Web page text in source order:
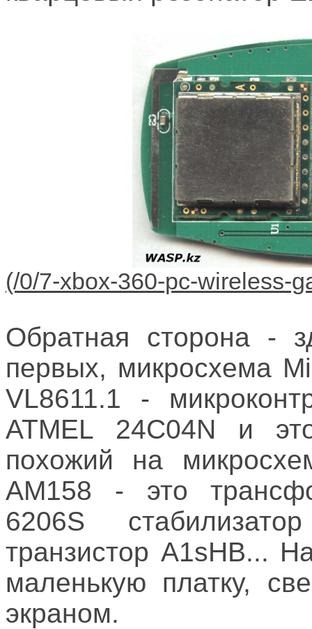
Обратная сторона -
первых, микросхема
VL8611.1 -
ATMEL 24C04N и
похожий на
AM158 - это
6206S
транзистор A1sHB...
маленькую платку,
экраном.